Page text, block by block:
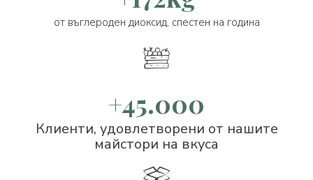
от въглероден диоксид, спестен на година
+45.000
Клиенти, удовлетворени от нашите
майстори на вкуса